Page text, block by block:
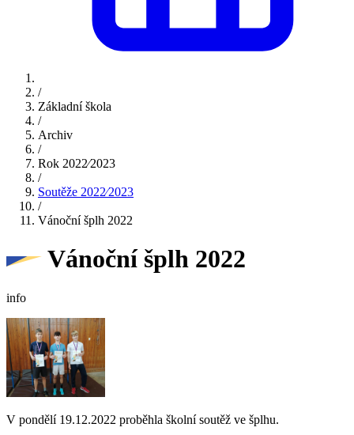
/
Základní škola
/
Archiv
/
Rok 2022⁄2023
/
Soutěže 2022⁄2023
/
Vánoční šplh 2022
Vánoční šplh 2022
info
V pondělí 19.12.2022 proběhla školní soutěž ve šplhu.